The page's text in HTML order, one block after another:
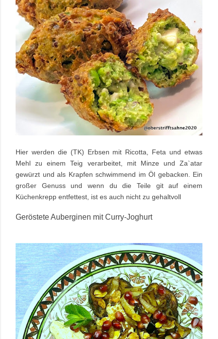
Hier werden die (TK) Erbsen mit Ricotta, Feta und etwas
Mehl zu einem Teig verarbeitet, mit Minze und Za`atar
gewürzt und als Krapfen schwimmend im Öl gebacken. Ein
großer Genuss und wenn du die Teile git auf einem
Küchenkrepp entfettest, ist es auch nicht zu gehaltvoll
Geröstete Auberginen mit Curry-Joghurt